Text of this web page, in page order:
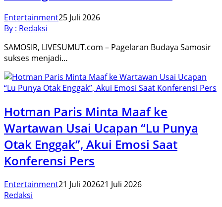
Entertainment25 Juli 2026
By : Redaksi
SAMOSIR, LIVESUMUT.com – Pagelaran Budaya Samosir
sukses menjadi…
Hotman Paris Minta Maaf ke
Wartawan Usai Ucapan “Lu Punya
Otak Enggak”, Akui Emosi Saat
Konferensi Pers
Entertainment21 Juli 202621 Juli 2026
Redaksi